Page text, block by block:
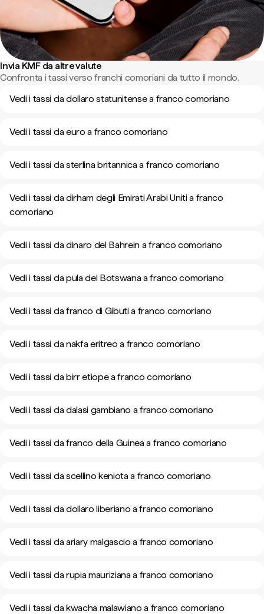
Invia KMF da altre valute
Confronta i tassi verso franchi comoriani da tutto il mondo.
Vedi i tassi da dollaro statunitense a franco comoriano
Vedi i tassi da euro a franco comoriano
Vedi i tassi da sterlina britannica a franco comoriano
Vedi i tassi da dirham degli Emirati Arabi Uniti a franco
comoriano
Vedi i tassi da dinaro del Bahrein a franco comoriano
Vedi i tassi da pula del Botswana a franco comoriano
Vedi i tassi da franco di Gibuti a franco comoriano
Vedi i tassi da nakfa eritreo a franco comoriano
Vedi i tassi da birr etiope a franco comoriano
Vedi i tassi da dalasi gambiano a franco comoriano
Vedi i tassi da franco della Guinea a franco comoriano
Vedi i tassi da scellino keniota a franco comoriano
Vedi i tassi da dollaro liberiano a franco comoriano
Vedi i tassi da ariary malgascio a franco comoriano
Vedi i tassi da rupia mauriziana a franco comoriano
Vedi i tassi da kwacha malawiano a franco comoriano